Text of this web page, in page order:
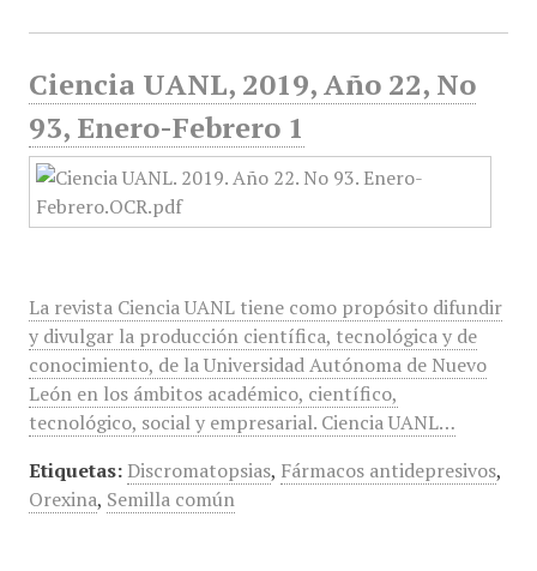
Ciencia UANL, 2019, Año 22, No
93, Enero-Febrero 1
La revista Ciencia UANL tiene como propósito difundir
y divulgar la producción científica, tecnológica y de
conocimiento, de la Universidad Autónoma de Nuevo
León en los ámbitos académico, científico,
tecnológico, social y empresarial. Ciencia UANL…
Etiquetas: Discromatopsias, Fármacos antidepresivos,
Orexina, Semilla común